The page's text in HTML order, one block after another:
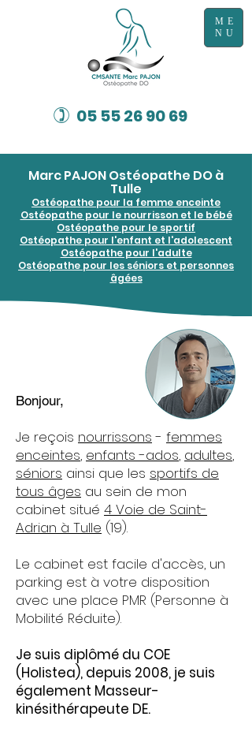
ME
NU
) 05 55 26 90 69
Marc PAJON Ostéopathe DO à
Tulle
Ostéopathe pour la femme enceinte
Ostéopathe pour le nourrisson et le bébé
Ostéopathe pour le sportif
Ostéopathe pour l'enfant et l'adolescent
Ostéopathe pour l'adulte
Ostéopathe pour les séniors et personnes
âgées
Bonjour,
Je reçois nourrissons - femmes
enceintes, enfants -ados, adultes,
séniors ainsi que les sportifs de
tous âges au sein de mon
cabinet situé 4 Voie de Saint-
Adrian à Tulle (19).
Le cabinet est facile d'accès, un
parking est à votre disposition
avec une place PMR (Personne à
Mobilité Réduite).
Je suis diplômé du COE
(Holistea), depuis 2008, je suis
également Masseur-
kinésithérapeute DE.